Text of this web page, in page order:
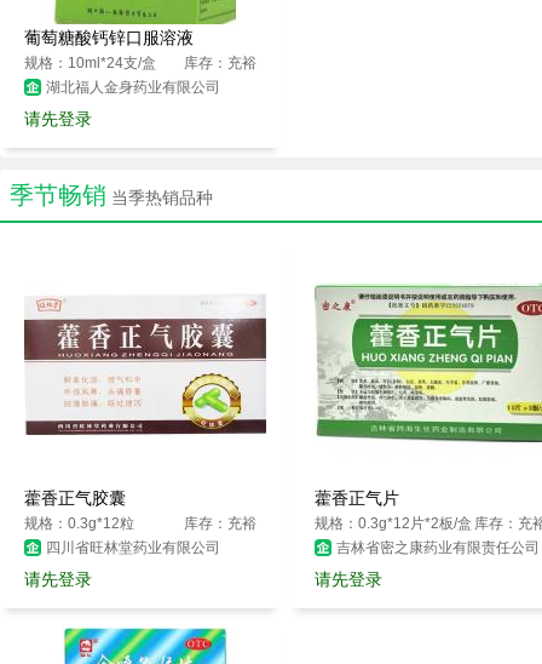
葡萄糖酸钙锌口服溶液
规格：10ml*24支/盒
库存：充裕
湖北福人金身药业有限公司
请先登录
季节畅销 当季热销品种
藿香正气胶囊
规格：0.3g*12粒
库存：充裕
四川省旺林堂药业有限公司
请先登录
藿香正气片
规格：0.3g*12片*2板/盒 库存：充
吉林省密之康药业有限责任公司
请先登录